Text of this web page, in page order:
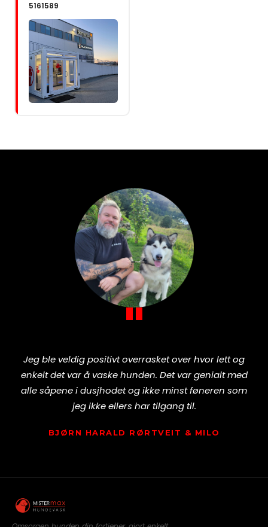
5161589
"
Jeg ble veldig positivt overrasket over hvor lett og
enkelt det var å vaske hunden. Det var genialt med
alle såpene i dusjhodet og ikke minst føneren som
jeg ikke ellers har tilgang til.
BJØRN HARALD RØRTVEIT & MILO